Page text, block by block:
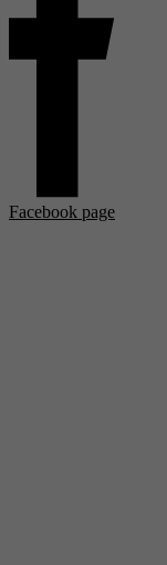
Facebook page